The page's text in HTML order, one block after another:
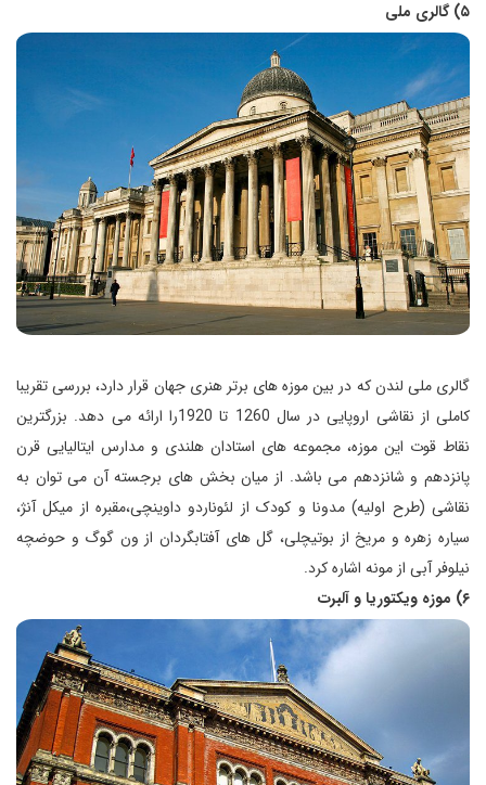
۵) گالری ملی
گالری ملی لندن که در بین موزه های برتر هنری جهان قرار دارد، بررسی تقریبا
کاملی از نقاشی اروپایی در سال 1260 تا 1920را ارائه می دهد. بزرگترین
نقاط قوت این موزه، مجموعه های استادان هلندی و مدارس ایتالیایی قرن
پانزدهم و شانزدهم می باشد. از میان بخش های برجسته آن می توان به
نقاشی (طرح اولیه) مدونا و کودک از لئوناردو داوینچی،مقبره از میکل آنژ،
سیاره زهره و مریخ از بوتیچلی، گل های آفتابگردان از ون گوگ و حوضچه
نیلوفر آبی از مونه اشاره کرد.
۶) موزه ویکتوریا و آلبرت